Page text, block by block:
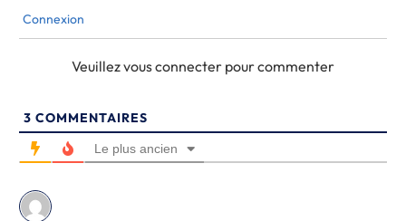
Connexion
Veuillez vous connecter pour commenter
3 COMMENTAIRES
Le plus ancien